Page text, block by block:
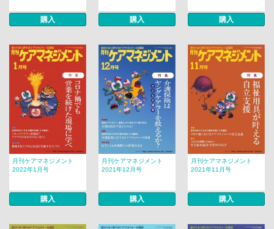
購入 購入 購入
月刊ケアマネジメント
2022年1月号
購入
月刊ケアマネジメント
2021年12月号
購入
月刊ケアマネジメント
2021年11月号
購入